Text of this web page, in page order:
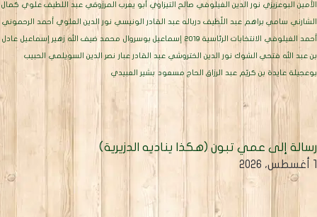
البوعزيزي نور الدين الغيلوفي صالح التيزاوي أبو يعرب المرزوقي عبد اللطيف علوي كمال
سامي براهم عبد اللّطيف درباله عبد القادر الونيسي نور الدين العلوي أحمد الرحموني
الغيلوفي الانتخابات الرئاسية 2019 إسماعيل بوسروال محمد ضيف الله زهير إسماعيل عادل
عبد الله فتحي الشوك نور الدين الختروشي عبد القادر عبار نصر الدين السويلمي الحبيب
عايدة بن كريّم عبد الرزاق الحاج مسعود بشير العبيدي
إلى عمي تبون (هكذا يناديه الدزيرية)